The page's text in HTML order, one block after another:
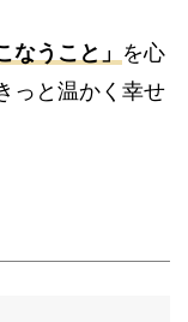
なうこと」 を心
っと温かく幸せ